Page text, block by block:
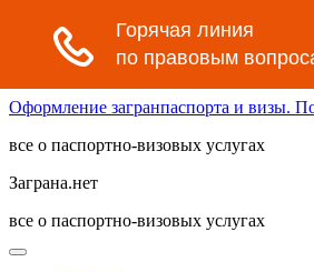
Оформление загранпаспорта и визы.
все о паспортно-визовых услугах
Заграна.нет
все о паспортно-визовых услугах